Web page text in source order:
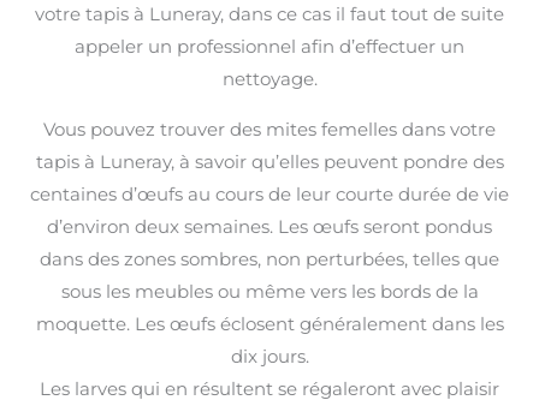
votre tapis à Luneray, dans ce cas il faut tout de suite
appeler un professionnel afin d’effectuer un
nettoyage.
Vous pouvez trouver des mites femelles dans votre
tapis à Luneray, à savoir qu’elles peuvent pondre des
centaines d’œufs au cours de leur courte durée de vie
d’environ deux semaines. Les œufs seront pondus
dans des zones sombres, non perturbées, telles que
sous les meubles ou même vers les bords de la
moquette. Les œufs éclosent généralement dans les
dix jours.
Les larves qui en résultent se régaleront avec plaisir